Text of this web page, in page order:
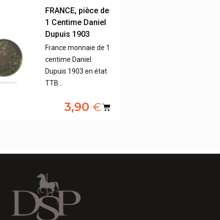
FRANCE, pièce de
1 Centime Daniel
Dupuis 1903
France monnaie de 1
centime Daniel
Dupuis 1903 en état
TTB…
3,90 €